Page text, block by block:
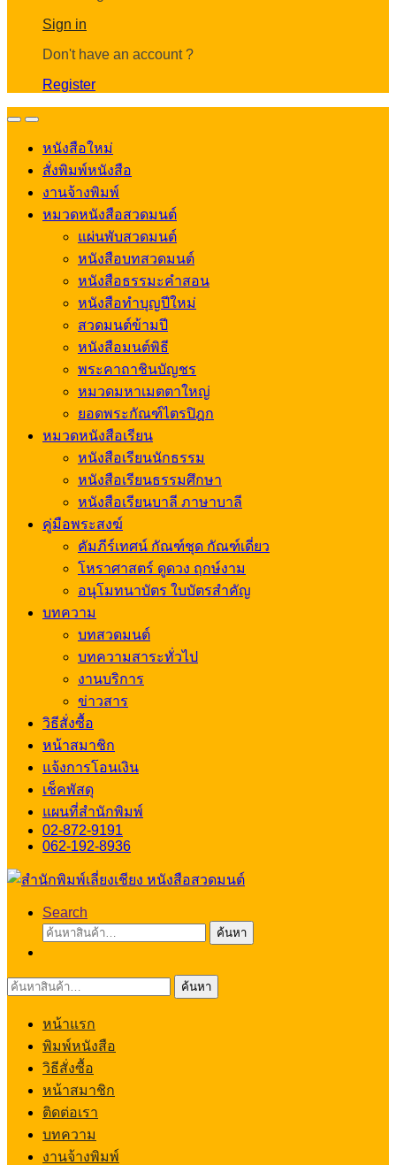
Sign in
Don't have an account ?
Register
OpenClose
หนังสือใหม่
สั่งพิมพ์หนังสือ
งานจ้างพิมพ์
หมวดหนังสือสวดมนต์
แผ่นพับสวดมนต์
หนังสือบทสวดมนต์
หนังสือธรรมะคำสอน
หนังสือทำบุญปีใหม่
สวดมนต์ข้ามปี
หนังสือมนต์พิธี
พระคาถาชินบัญชร
หมวดมหาเมตตาใหญ่
ยอดพระกัณฑ์ไตรปิฎก
หมวดหนังสือเรียน
หนังสือเรียนนักธรรม
หนังสือเรียนธรรมศึกษา
หนังสือเรียนบาลี ภาษาบาลี
คู่มือพระสงฆ์
คัมภีร์เทศน์ กัณฑ์ชุด กัณฑ์เดี่ยว
โหราศาสตร์ ดูดวง ฤกษ์งาม
อนุโมทนาบัตร ใบบัตรสำคัญ
บทความ
บทสวดมนต์
บทความสาระทั่วไป
งานบริการ
ข่าวสาร
วิธีสั่งซื้อ
หน้าสมาชิก
แจ้งการโอนเงิน
เช็คพัสดุ
แผนที่สำนักพิมพ์
02-872-9191
062-192-8936
Search
ค้นหา:
ค้นหา
ค้นหา: ค้นหา
หน้าแรก
พิมพ์หนังสือ
วิธีสั่งซื้อ
หน้าสมาชิก
ติดต่อเรา
บทความ
งานจ้างพิมพ์